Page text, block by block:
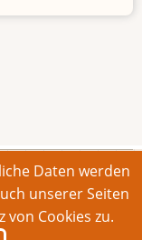
vorbehalten.
Daten werden
unserer Seiten
von Cookies zu.